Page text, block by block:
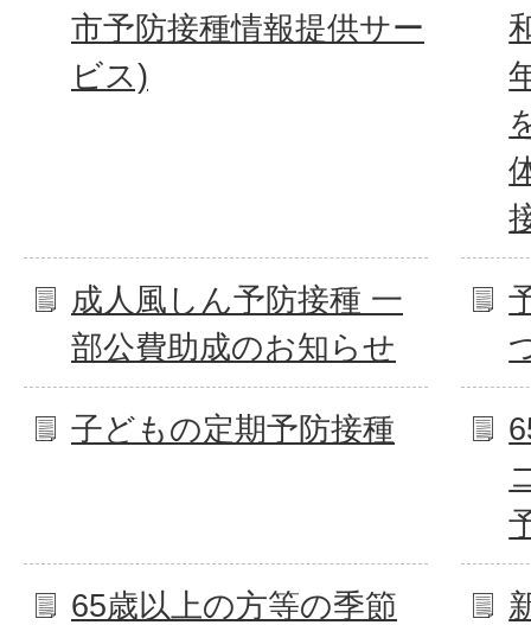
市予防接種情報提供サー
ビス)
成人風しん予防接種 一
部公費助成のお知らせ
子どもの定期予防接種
65歳以上の方等の季節